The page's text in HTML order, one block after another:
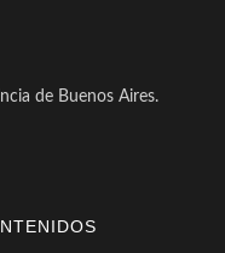
de Buenos Aires.